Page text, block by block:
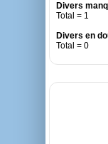
Divers
Total = 1
Divers en
Total = 0